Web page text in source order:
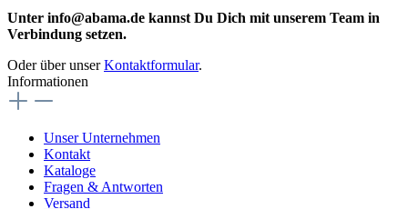
Unter info@abama.de kannst Du Dich mit unserem Team in
Verbindung setzen.
Oder über unserKontaktformular.
Informationen
Unser Unternehmen
Kontakt
Kataloge
Fragen & Antworten
Versand